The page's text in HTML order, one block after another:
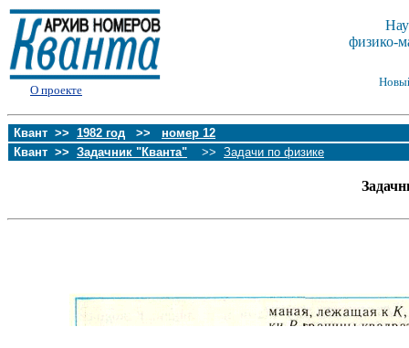
О проекте
физико-
Квант >> 1982 год >> номер 12
Квант >> Задачник "Кванта" >> Задачи по физике